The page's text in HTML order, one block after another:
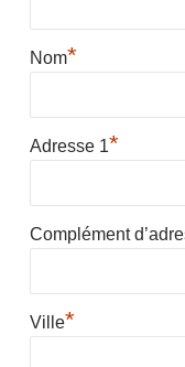
Nom*
Adresse 1*
Complément
Ville*